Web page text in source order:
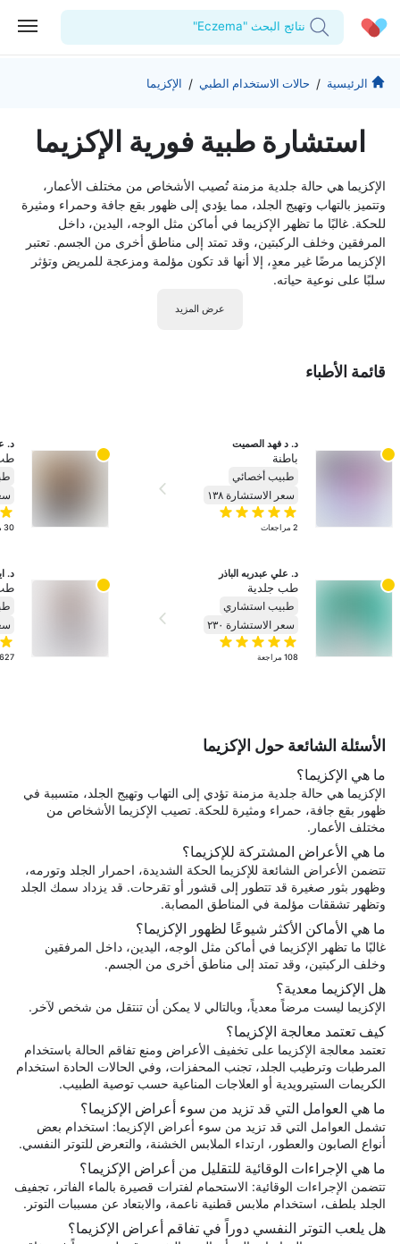
نتائج البحث "Eczema"
الحساب الشخصي
الوصفات الطبية
اختبارات المعمل
المفضلة
تسجيل الخروج
الشركة
المدونة
المقالات الطبية
الرئيسية / حالات الاستخدام الطبي / الإكزيما
استشارة طبية فورية الإكزيما
الإكزيما هي حالة جلدية مزمنة تُصيب الأشخاص من مختلف الأعمار،
وتتميز بالتهاب وتهيج الجلد، مما يؤدي إلى ظهور بقع جافة وحمراء ومثيرة
للحكة. غالبًا ما تظهر الإكزيما في أماكن مثل الوجه، اليدين، داخل
المرفقين وخلف الركبتين، وقد تمتد إلى مناطق أخرى من الجسم. تعتبر
الإكزيما مرضًا غير معدٍ، إلا أنها قد تكون مؤلمة ومزعجة للمريض وتؤثر
سلبًا على نوعية حياته.
عرض المزيد
قائمة الأطباء
د. د فهد الصميت
باطنة
طبيب أخصائي
سعر الاستشارة ١٣٨
2 مراجعات
د. علي عبدربه الباذر
طب جلدية
طبيب استشاري
سعر الاستشارة ٢٣٠
108 مراجعة
د.
30
د.
الأسئلة الشائعة حول الإكزيما
ما هي الإكزيما؟
الإكزيما هي حالة جلدية مزمنة تؤدي إلى التهاب وتهيج الجلد، متسببة في
ظهور بقع جافة، حمراء ومثيرة للحكة. تصيب الإكزيما الأشخاص من
مختلف الأعمار.
ما هي الأعراض المشتركة للإكزيما؟
تتضمن الأعراض الشائعة للإكزيما الحكة الشديدة، احمرار الجلد وتورمه،
وظهور بثور صغيرة قد تتطور إلى قشور أو تقرحات. قد يزداد سمك الجلد
وتظهر تشققات مؤلمة في المناطق المصابة.
ما هي الأماكن الأكثر شيوعًا لظهور الإكزيما؟
غالبًا ما تظهر الإكزيما في أماكن مثل الوجه، اليدين، داخل المرفقين
وخلف الركبتين، وقد تمتد إلى مناطق أخرى من الجسم.
هل الإكزيما معدية؟
الإكزيما ليست مرضاً معدياً، وبالتالي لا يمكن أن تنتقل من شخص لآخر.
كيف تعتمد معالجة الإكزيما؟
تعتمد معالجة الإكزيما على تخفيف الأعراض ومنع تفاقم الحالة باستخدام
المرطبات وترطيب الجلد، تجنب المحفزات، وفي الحالات الحادة استخدام
الكريمات الستيرويدية أو العلاجات المناعية حسب توصية الطبيب.
ما هي العوامل التي قد تزيد من سوء أعراض الإكزيما؟
تشمل العوامل التي قد تزيد من سوء أعراض الإكزيما: استخدام بعض
أنواع الصابون والعطور، ارتداء الملابس الخشنة، والتعرض للتوتر النفسي.
ما هي الإجراءات الوقائية للتقليل من أعراض الإكزيما؟
تتضمن الإجراءات الوقائية: الاستحمام لفترات قصيرة بالماء الفاتر، تجفيف
الجلد بلطف، استخدام ملابس قطنية ناعمة، والابتعاد عن مسببات التوتر.
هل يلعب التوتر النفسي دوراً في تفاقم أعراض الإكزيما؟